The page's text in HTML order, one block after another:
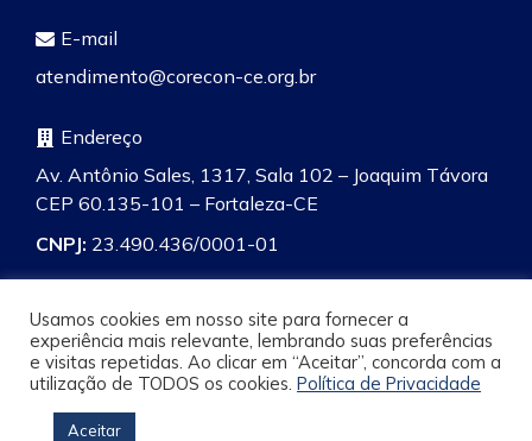
E-mail
atendimento@corecon-ce.org.br
Endereço
Av. Antônio Sales, 1317, Sala 102 – Joaquim Távora
CEP 60.135-101 – Fortaleza-CE
CNPJ: 23.490.436/0001-01
Pesquisa
Usamos cookies em nosso site para fornecer a
experiência mais relevante, lembrando suas preferências
e visitas repetidas. Ao clicar em “Aceitar”, concorda com a
utilização de TODOS os cookies. Política de Privacidade
Aceitar